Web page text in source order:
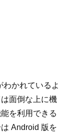
かれているよ
面倒な上に機
を利用できる
Android 版を